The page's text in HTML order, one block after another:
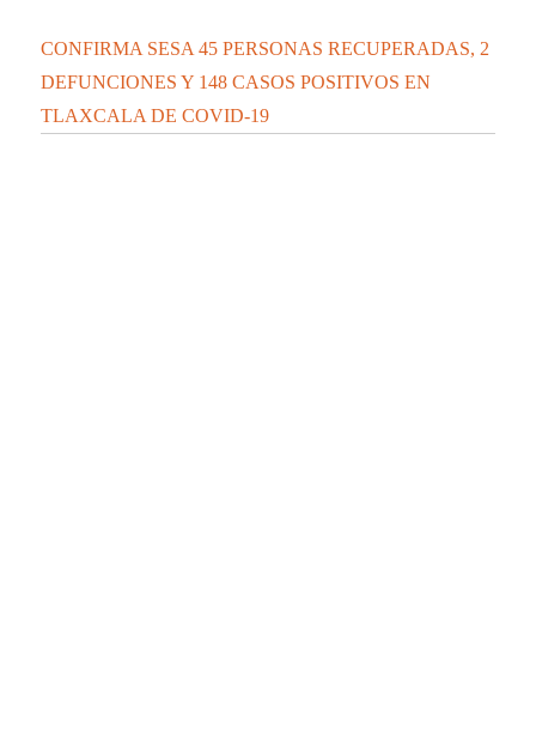
CONFIRMA SESA 45 PERSONAS RECUPERADAS, 2
DEFUNCIONES Y 148 CASOS POSITIVOS EN
TLAXCALA DE COVID-19